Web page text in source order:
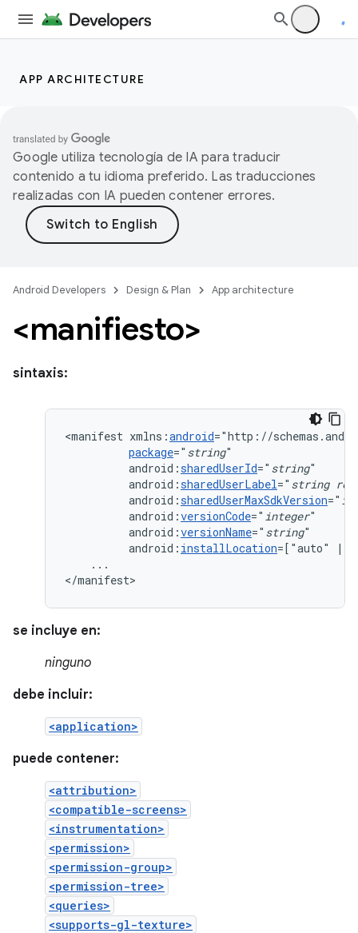
APP ARCHITECTURE
Google utiliza tecnología de IA para traducir
contenido a tu idioma preferido. Las traducciones
realizadas con IA pueden contener errores.
Android Developers Design & Plan App architecture
<manifiesto>
sintaxis:
<manifest xmlns:android
package=" string
android:sharedUserId=" string
android:sharedUserLabel=" string
android:sharedUserMaxSdkVersion="
android:versionCode=" integer
android:versionName=" string
android: installLocation=["auto" |
...
</manifest>
se incluye en:
ninguno
debe incluir:
<application>
puede contener:
<attribution>
<compatible-screens>
<instrumentation>
<permission>
<permission-group>
<permission-tree>
<queries>
<supports-gl-texture>